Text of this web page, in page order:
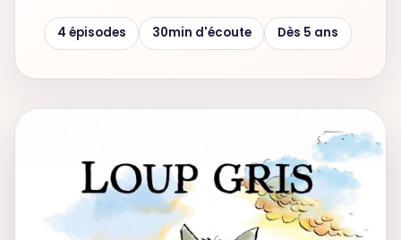
4 épisodes 30min d'écoute Dès 5 ans